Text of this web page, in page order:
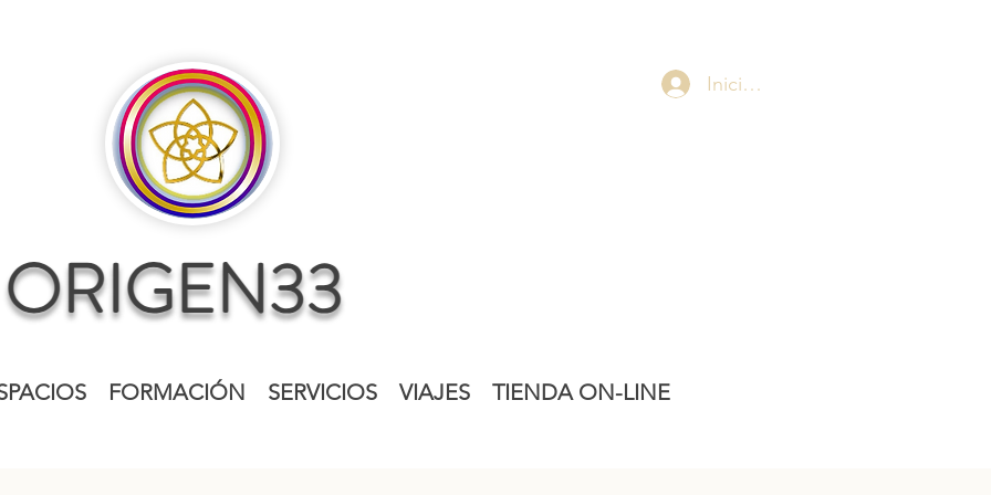
Iniciar sesión
FORMACIÓN SERVICIOS VIAJES TIENDA ON-LINE